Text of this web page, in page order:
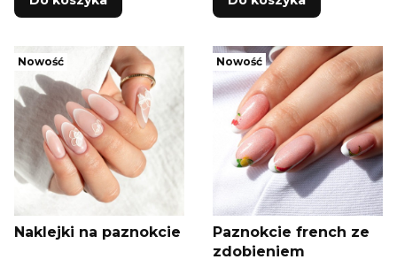
Nowość
Naklejki na paznokcie
Nowość
Paznokcie french ze
zdobieniem